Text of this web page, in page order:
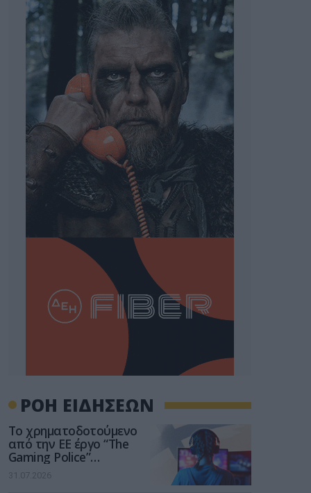
ΡΟΗ ΕΙΔΗΣΕΩΝ
Το χρηματοδοτούμενο
από την ΕΕ έργο “The
Gaming Police”
ενισχύει την ασφάλεια
των παιδιών στο
31.07.2026